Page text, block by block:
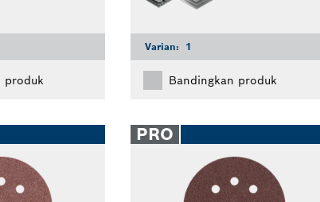
produk
Varian: 1
Bandingkan produk
PRO